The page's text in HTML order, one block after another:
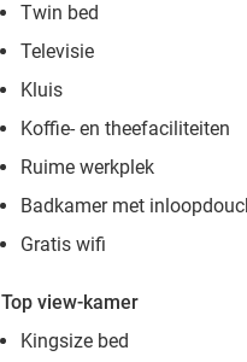
Twin bed
Televisie
Kluis
Koffie- en theefaciliteiten
Ruime werkplek
Badkamer met
Gratis wifi
Top view-kamer
Kingsize bed